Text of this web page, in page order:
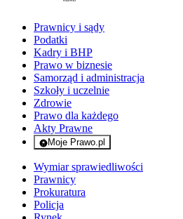
Prawnicy i sądy
Podatki
Kadry i BHP
Prawo w biznesie
Samorząd i administracja
Szkoły i uczelnie
Zdrowie
Prawo dla każdego
Akty Prawne
Moje Prawo.pl
- rejestracja i logowanie do
Wymiar sprawiedliwości
Prawnicy
Prokuratura
Policja